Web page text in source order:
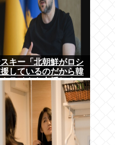
キー「北朝鮮がロシ
しているのだから韓
ライナを支援しろ」